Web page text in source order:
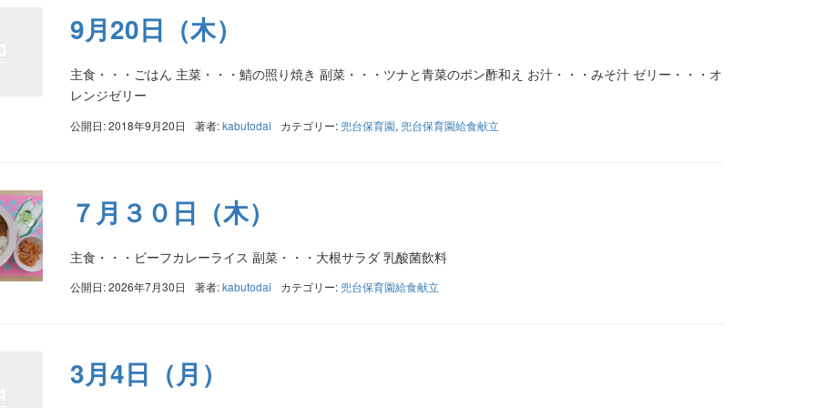
9月20日（木）
主食・・・ごはん 主菜・・・鯖の照り焼き 副菜・・・ツナと青菜のポン酢和え お汁・・・みそ汁 ゼリー・・・オ
レンジゼリー
公開日: 2018年9月20日 著者:kabutodai カテゴリー: 兜台保育園, 兜台保育園給食献立
７月３０日（木）
主食・・・ビーフカレーライス 副菜・・・大根サラダ 乳酸菌飲料
公開日: 2026年7月30日 著者:kabutodai カテゴリー: 兜台保育園給食献立
3月4日（月）